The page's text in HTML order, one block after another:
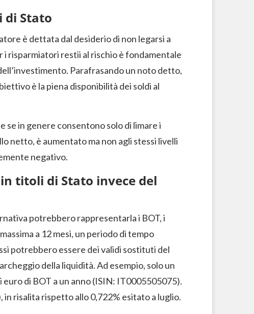
Stato
è dettata dal desiderio di non legarsi a
risparmiatori restii al rischio è fondamentale
Parafrasando un noto detto,
è la piena disponibilità dei soldi al
se in genere consentono solo di limare i
netto, è aumentato ma non agli stessi livelli
negativo.
titoli di Stato invece del
potrebbero rappresentarla i BOT, i
a 12 mesi, un periodo di tempo
potrebbero essere dei validi sostituti del
della liquidità. Ad esempio, solo un
euro di BOT a un anno (ISIN: IT0005505075).
risalita rispetto allo 0,722% esitato a luglio.